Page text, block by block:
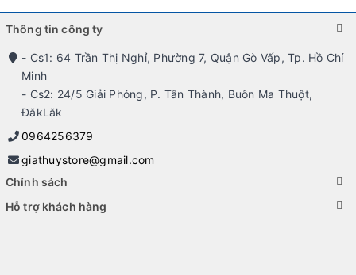
Thông tin công ty
- Cs1: 64 Trần Thị Nghỉ, Phường 7, Quận Gò Vấp, Tp. Hồ Chí
Minh
- Cs2: 24/5 Giải Phóng, P. Tân Thành, Buôn Ma Thuột,
ĐăkLăk
0964256379
giathuystore@gmail.com
Chính sách
Hỗ trợ khách hàng